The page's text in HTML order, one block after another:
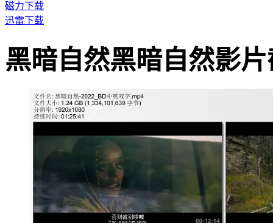
磁力下载
迅雷下载
黑暗自然黑暗自然影片